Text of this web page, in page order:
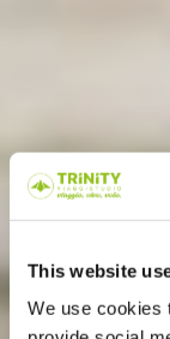
This website
We use cookies